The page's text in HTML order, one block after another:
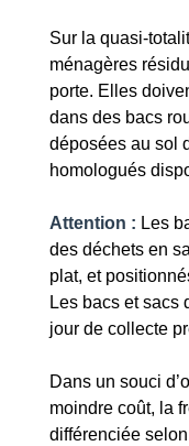
Sur la quasi-
ménagères
porte. Elles
dans des bacs
déposées au sol
homologués
Attention : Les
des déchets en
plat, et
Les bacs et sacs
jour de collecte
Dans un souci
moindre coût, la
différenciée